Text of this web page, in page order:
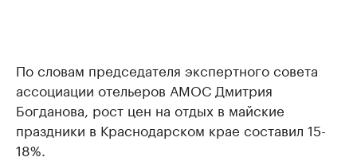
По словам председателя экспертного совета
ассоциации отельеров АМОС Дмитрия
Богданова, рост цен на отдых в майские
праздники в Краснодарском крае составил 15-
18%.